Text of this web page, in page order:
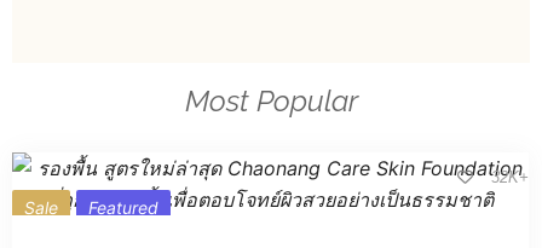
Most Popular
32K+
Sale Featured